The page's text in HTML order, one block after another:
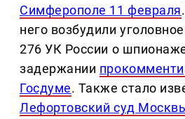
Симферополе 11 февраля
него возбудили
276 УК России о
задержании
Госдуме. Также стало
Лефортовский суд